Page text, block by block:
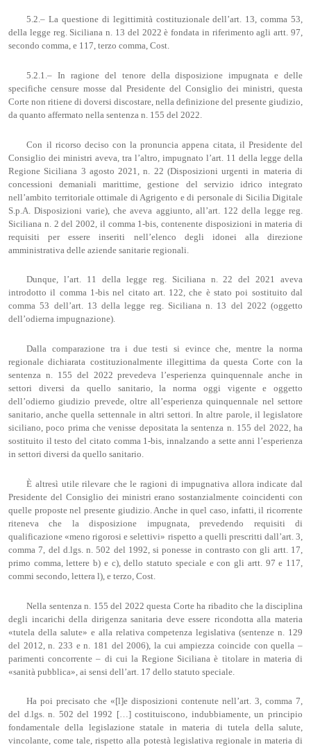
5.2.– La questione di legittimità costituzionale dell’art. 13, comma 53,
della legge reg. Siciliana n. 13 del 2022 è fondata in riferimento agli artt. 97,
secondo comma, e 117, terzo comma, Cost.
5.2.1.– In ragione del tenore della disposizione impugnata e delle
specifiche censure mosse dal Presidente del Consiglio dei ministri, questa
Corte non ritiene di doversi discostare, nella definizione del presente giudizio,
da quanto affermato nella sentenza n. 155 del 2022.
Con il ricorso deciso con la pronuncia appena citata, il Presidente del
Consiglio dei ministri aveva, tra l’altro, impugnato l’art. 11 della legge della
Regione Siciliana 3 agosto 2021, n. 22 (Disposizioni urgenti in materia di
concessioni demaniali marittime, gestione del servizio idrico integrato
nell’ambito territoriale ottimale di Agrigento e di personale di Sicilia Digitale
S.p.A. Disposizioni varie), che aveva aggiunto, all’art. 122 della legge reg.
Siciliana n. 2 del 2002, il comma 1-bis, contenente disposizioni in materia di
requisiti per essere inseriti nell’elenco degli idonei alla direzione
amministrativa delle aziende sanitarie regionali.
Dunque, l’art. 11 della legge reg. Siciliana n. 22 del 2021 aveva
introdotto il comma 1-bis nel citato art. 122, che è stato poi sostituito dal
comma 53 dell’art. 13 della legge reg. Siciliana n. 13 del 2022 (oggetto
dell’odierna impugnazione).
Dalla comparazione tra i due testi si evince che, mentre la norma
regionale dichiarata costituzionalmente illegittima da questa Corte con la
sentenza n. 155 del 2022 prevedeva l’esperienza quinquennale anche in
settori diversi da quello sanitario, la norma oggi vigente e oggetto
dell’odierno giudizio prevede, oltre all’esperienza quinquennale nel settore
sanitario, anche quella settennale in altri settori. In altre parole, il legislatore
siciliano, poco prima che venisse depositata la sentenza n. 155 del 2022, ha
sostituito il testo del citato comma 1-bis, innalzando a sette anni l’esperienza
in settori diversi da quello sanitario.
È altresì utile rilevare che le ragioni di impugnativa allora indicate dal
Presidente del Consiglio dei ministri erano sostanzialmente coincidenti con
quelle proposte nel presente giudizio. Anche in quel caso, infatti, il ricorrente
riteneva che la disposizione impugnata, prevedendo requisiti di
qualificazione «meno rigorosi e selettivi» rispetto a quelli prescritti dall’art. 3,
comma 7, del d.lgs. n. 502 del 1992, si ponesse in contrasto con gli artt. 17,
primo comma, lettere b) e c), dello statuto speciale e con gli artt. 97 e 117,
commi secondo, lettera l), e terzo, Cost.
Nella sentenza n. 155 del 2022 questa Corte ha ribadito che la disciplina
degli incarichi della dirigenza sanitaria deve essere ricondotta alla materia
«tutela della salute» e alla relativa competenza legislativa (sentenze n. 129
del 2012, n. 233 e n. 181 del 2006), la cui ampiezza coincide con quella –
parimenti concorrente – di cui la Regione Siciliana è titolare in materia di
«sanità pubblica», ai sensi dell’art. 17 dello statuto speciale.
Ha poi precisato che «[l]e disposizioni contenute nell’art. 3, comma 7,
del d.lgs. n. 502 del 1992 […] costituiscono, indubbiamente, un principio
fondamentale della legislazione statale in materia di tutela della salute,
vincolante, come tale, rispetto alla potestà legislativa regionale in materia di